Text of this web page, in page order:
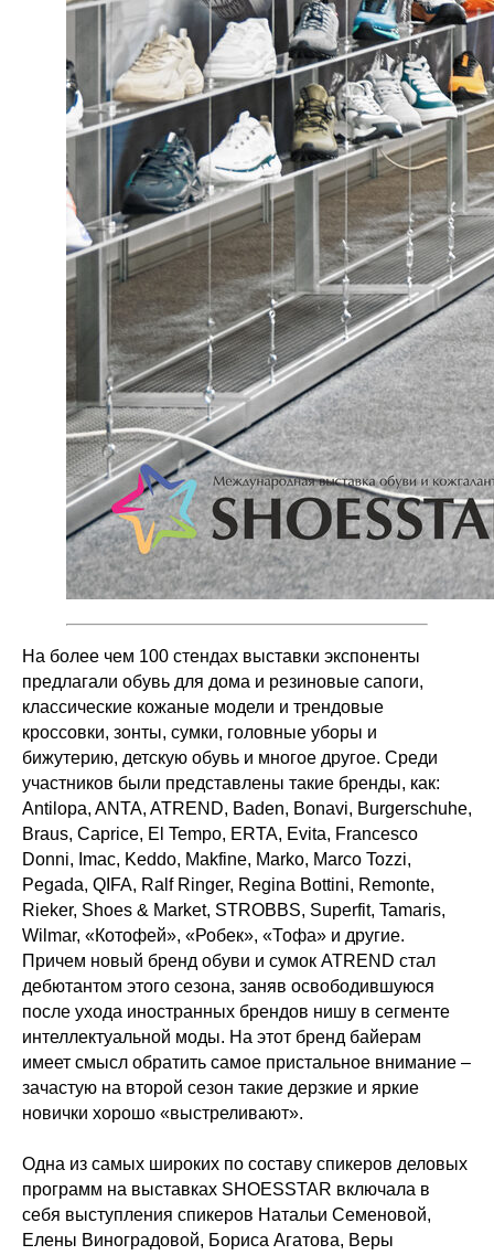
На более чем 100 стендах выставки экспоненты
предлагали обувь для дома и резиновые сапоги,
классические кожаные модели и трендовые
кроссовки, зонты, сумки, головные уборы и
бижутерию, детскую обувь и многое другое. Среди
участников были представлены такие бренды, как:
Antilopa, ANTA, ATREND, Baden, Bonavi, Burgerschuhe,
Braus, Caprice, El Tempo, ERTA, Evita, Francesco
Donni, Imac, Keddo, Makfine, Marko, Marco Tozzi,
Pegada, QIFA, Ralf Ringer, Regina Bottini, Remonte,
Rieker, Shoes & Market, STROBBS, Superfit, Tamaris,
Wilmar, «Котофей», «Робек», «Тофа» и другие.
Причем новый бренд обуви и сумок ATREND стал
дебютантом этого сезона, заняв освободившуюся
после ухода иностранных брендов нишу в сегменте
интеллектуальной моды. На этот бренд байерам
имеет смысл обратить самое пристальное внимание –
зачастую на второй сезон такие дерзкие и яркие
новички хорошо «выстреливают».
Одна из самых широких по составу спикеров деловых
программ на выставках SHOESSTAR включала в
себя выступления спикеров Натальи Семеновой,
Елены Виноградовой, Бориса Агатова, Веры